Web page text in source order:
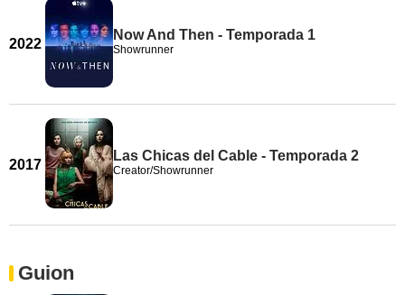
2022
Now And Then - Temporada 1
Showrunner
2017
Las Chicas del Cable - Temporada 2
Creator/Showrunner
Guion